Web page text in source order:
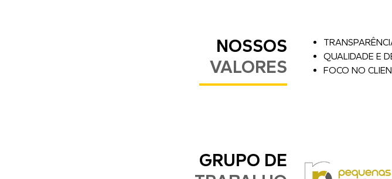
NOSSOS
VALORES
QUALIDADE E
FOCO NO
GRUPO DE